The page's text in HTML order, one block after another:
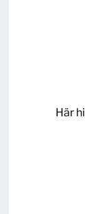
Här